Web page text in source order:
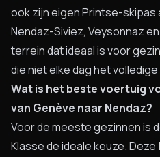
ook zijn eigen Printse-skipas
Nendaz-Siviez, Veysonnaz
terrein dat ideaal is voor
die niet elke dag het
Wat is het beste voertuig
van Genève naar Nendaz?
Voor de meeste gezinnen is
Klasse de ideale keuze.